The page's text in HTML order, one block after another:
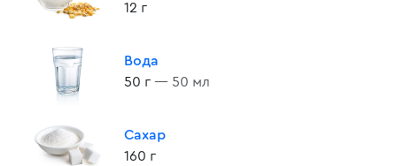
12 г
Вода
50 г — 50 мл
Сахар
160 г